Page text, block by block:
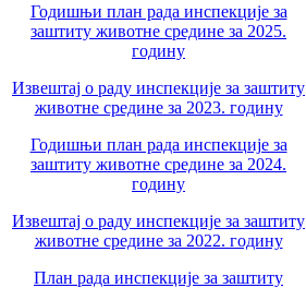
Годишњи план рада инспекције за
заштиту животне средине за 2025.
годину
Извештај о раду инспекције за заштиту
животне средине за 2023. годину
Годишњи план рада инспекције за
заштиту животне средине за 2024.
годину
Извештај о раду инспекције за заштиту
животне средине за 2022. годину
План рада инспекције за заштиту